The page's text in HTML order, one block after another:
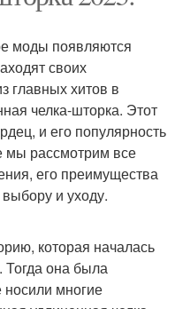
моды появляются
своих
главных хитов в
челка-шторка. Этот
и его популярность
мы рассмотрим все
его преимущества
и уходу.
которая началась
Тогда она была
многие